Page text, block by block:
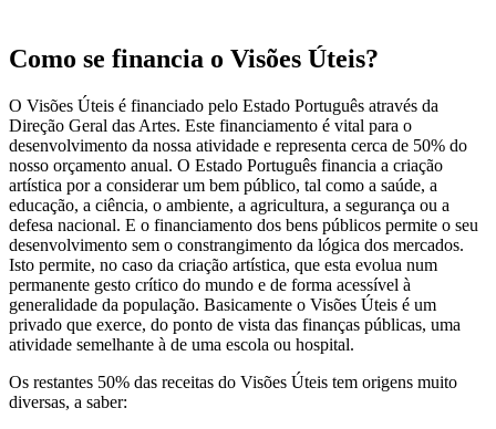
Como se financia o Visões Úteis?
O Visões Úteis é financiado pelo Estado Português através da
Direção Geral das Artes. Este financiamento é vital para o
desenvolvimento da nossa atividade e representa cerca de 50% do
nosso orçamento anual. O Estado Português financia a criação
artística por a considerar um bem público, tal como a saúde, a
educação, a ciência, o ambiente, a agricultura, a segurança ou a
defesa nacional. E o financiamento dos bens públicos permite o seu
desenvolvimento sem o constrangimento da lógica dos mercados.
Isto permite, no caso da criação artística, que esta evolua num
permanente gesto crítico do mundo e de forma acessível à
generalidade da população. Basicamente o Visões Úteis é um
privado que exerce, do ponto de vista das finanças públicas, uma
atividade semelhante à de uma escola ou hospital.
Os restantes 50% das receitas do Visões Úteis tem origens muito
diversas, a saber: